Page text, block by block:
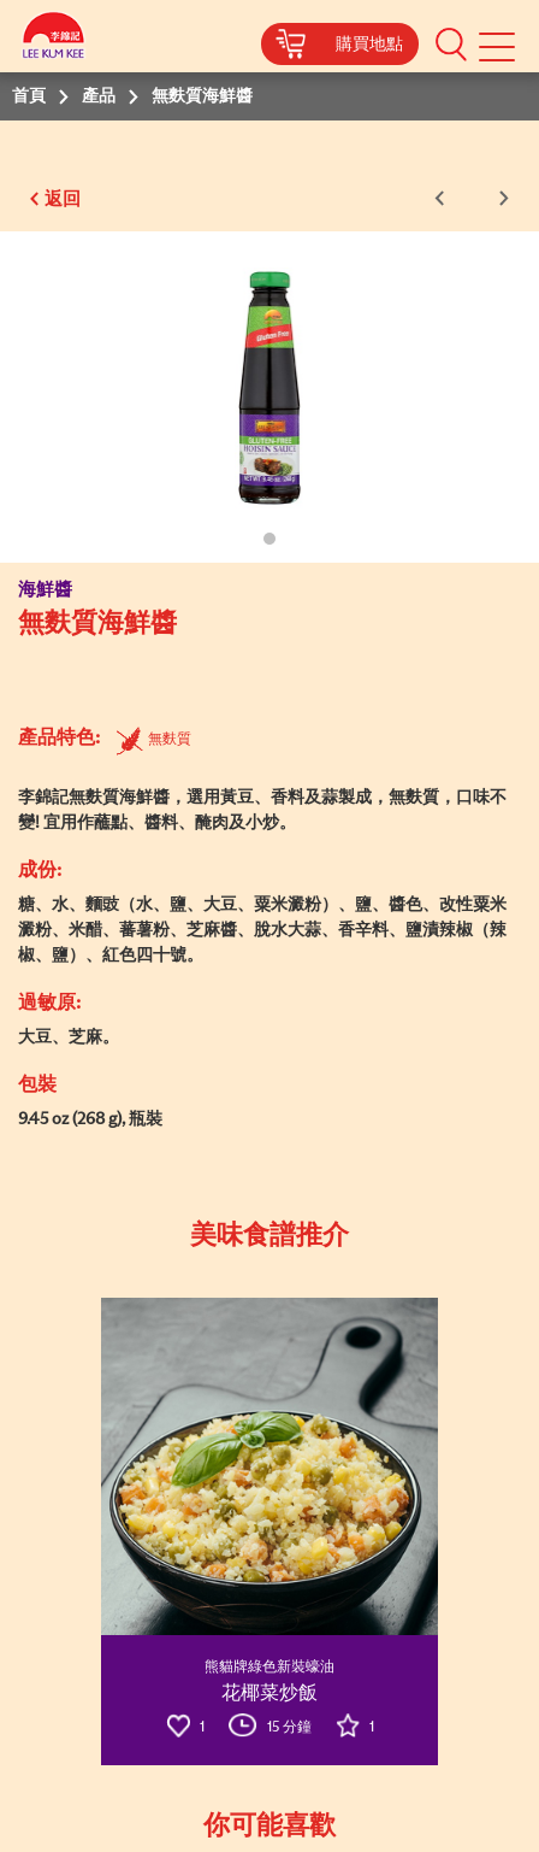
購買地點
Mobile
Menu
首頁
產品 無麩質海鮮醬
返回
海鮮醬
無麩質海鮮醬
產品特色: 無麩質
李錦記無麩質海鮮醬，選用黃豆、香料及蒜製成，無麩質，口味不
變! 宜用作蘸點、醬料、醃肉及小炒。
成份:
糖、水、麵豉（水、鹽、大豆、粟米澱粉）、鹽、醬色、改性粟米
澱粉、米醋、蕃薯粉、芝麻醬、脫水大蒜、香辛料、鹽漬辣椒（辣
椒、鹽）、紅色四十號。
過敏原:
大豆、芝麻。
包裝
9.45 oz (268 g), 瓶裝
美味食譜推介
熊貓牌綠色新裝蠔油
花椰菜炒飯
1 15 分鐘 1
你可能喜歡